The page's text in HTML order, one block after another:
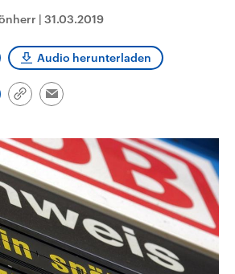
Koalition aus
Berichte
Parteien
aktuelle Weltgeschehen.
Podcasts
| 31.03.2019
Audio herunterladen
Link
Email